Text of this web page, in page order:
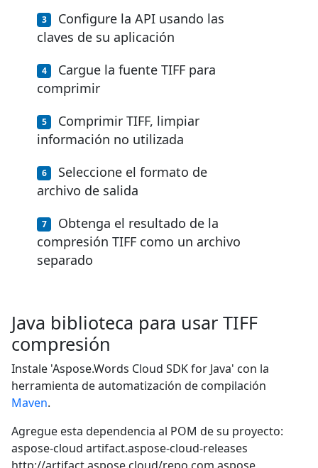
Configure la API usando las
claves de su aplicación
Cargue la fuente TIFF para
comprimir
Comprimir TIFF, limpiar
información no utilizada
Seleccione el formato de
archivo de salida
Obtenga el resultado de la
compresión TIFF como un archivo
separado
Java biblioteca para usar TIFF
compresión
Instale 'Aspose.Words Cloud SDK for Java' con la
herramienta de automatización de compilación
Maven.
Agregue esta dependencia al POM de su proyecto:
aspose-cloud artifact.aspose-cloud-releases